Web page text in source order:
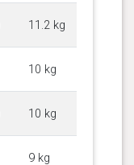
11.2 kg
10 kg
10 kg
9 kg